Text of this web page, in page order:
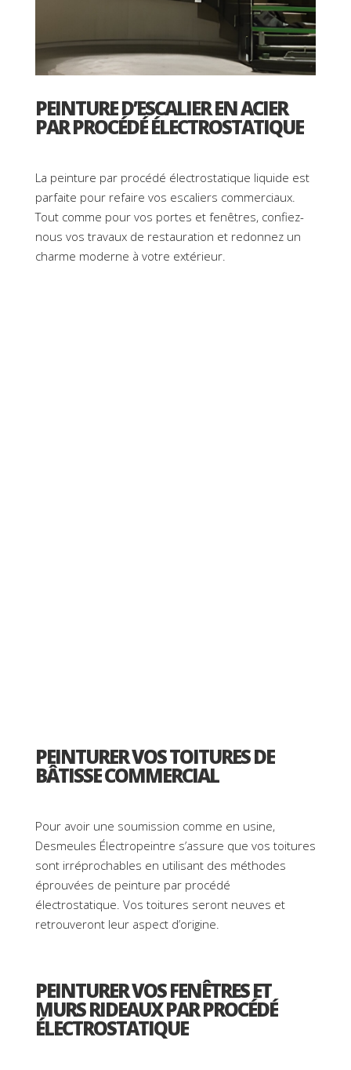
PEINTURE D’ESCALIER EN ACIER
PAR PROCÉDÉ ÉLECTROSTATIQUE
La peinture par procédé électrostatique liquide est
parfaite pour refaire vos escaliers commerciaux.
Tout comme pour vos portes et fenêtres, confiez-
nous vos travaux de restauration et redonnez un
charme moderne à votre extérieur.
PEINTURER VOS TOITURES DE
BÂTISSE COMMERCIAL
Pour avoir une soumission comme en usine,
Desmeules Électropeintre s’assure que vos toitures
sont irréprochables en utilisant des méthodes
éprouvées de peinture par procédé
électrostatique. Vos toitures seront neuves et
retrouveront leur aspect d’origine.
PEINTURER VOS FENÊTRES ET
MURS RIDEAUX PAR PROCÉDÉ
ÉLECTROSTATIQUE